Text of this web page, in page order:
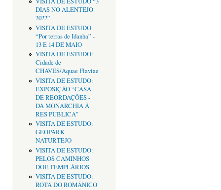
DIAS NO ALENTEJO
2022”
VISITA DE ESTUDO
“Por terras de Idanha” -
13 E 14 DE MAIO
VISITA DE ESTUDO:
Cidade de
CHAVES/Aquae Flaviae
VISITA DE ESTUDO:
EXPOSIÇÃO “CASA
DE REORDAÇÔES -
DA MONARCHIA À
RES PUBLICA"
VISITA DE ESTUDO:
GEOPARK
NATURTEJO
VISITA DE ESTUDO:
PELOS CAMINHOS
DOE TEMPLÁRIOS
VISITA DE ESTUDO:
ROTA DO ROMÂNICO